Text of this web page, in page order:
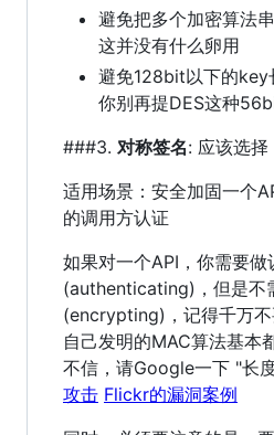
避免把多个加密算法
这并没有什么卵用
避免128bit以下的key
你别再提DES这种
###3. 对称签名: 应该选
适用场景：安全加固一个
的调用方认证
如果对一个API，你需要做
(authenticating)，但是不
(encrypting)，记得千万
自己发明的MAC算法基本
不信，请Google一下 "长
攻击 Flickr的漏洞案例